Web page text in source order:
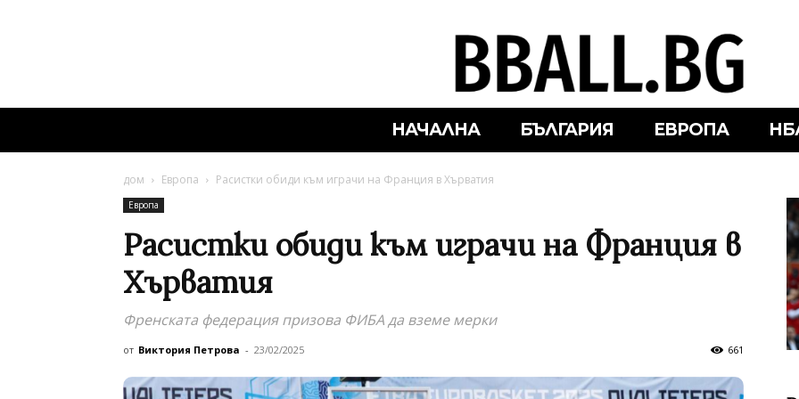
НАЧАЛНА БЪЛГАРИЯ ЕВРОПА
дом Европа Расистки обиди към играчи на Франция в Хърватия
Европа
Расистки обиди към играчи на Франция в
Хърватия
Френската федерация призова ФИБА да вземе мерки
от Виктория Петрова - 23/02/2025 661